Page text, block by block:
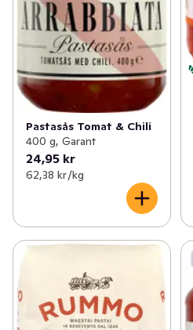
Pastasås Tomat & Chili
400 g, Garant
24,95 kr
62,38 kr /kg